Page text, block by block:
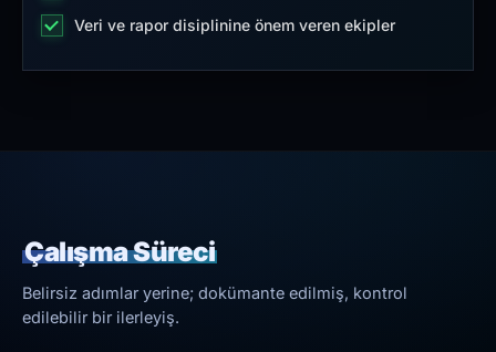
Veri ve rapor disiplinine önem veren ekipler
Çalışma Süreci
Belirsiz adımlar yerine; dokümante edilmiş, kontrol
edilebilir bir ilerleyiş.